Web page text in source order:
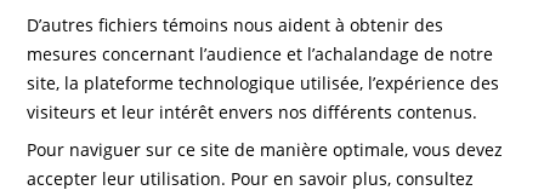
Faire un don!
D’autres fichiers témoins nous aident à obtenir des
mesures concernant l’audience et l’achalandage de notre
site, la plateforme technologique utilisée, l’expérience des
visiteurs et leur intérêt envers nos différents contenus.
Pour naviguer sur ce site de manière optimale, vous devez
accepter leur utilisation. Pour en savoir plus, consultez